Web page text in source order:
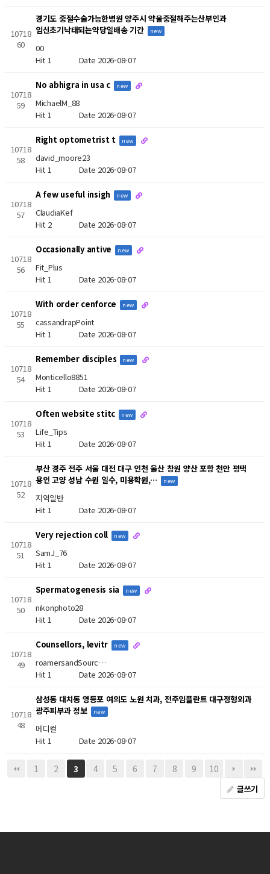
10718
60
경기도 중절수술가능한병원 양주시 약물중절해주는산부인과
임신초기낙태되는약당일배송 기간
new
00
Hit 1 Date 2026-08-07
10718
59
No abhigra in usa c new
MichaelM_88
Hit 1 Date 2026-08-07
10718
58
Right optometrist t new
david_moore23
Hit 1 Date 2026-08-07
10718
57
A few useful insigh new
ClaudiaKef
Hit 2 Date 2026-08-07
10718
56
Occasionally antive new
Fit_Plus
Hit 1 Date 2026-08-07
10718
55
With order cenforce new
cassandrapPoint
Hit 1 Date 2026-08-07
10718
54
Remember disciples new
Monticello8851
Hit 1 Date 2026-08-07
10718
53
Often website stitc new
Life_Tips
Hit 1 Date 2026-08-07
10718
52
부산 경주 전주 서울 대전 대구 인천 울산 창원 양산 포항 천안 평택
용인 고양 성남 수원 일수, 미용학원,…
new
지역일반
Hit 1 Date 2026-08-07
10718
51
Very rejection coll new
SamJ_76
Hit 1 Date 2026-08-07
10718
50
Spermatogenesis sia new
nikonphoto28
Hit 1 Date 2026-08-07
10718
49
Counsellors, levitr new
roamersandSourc…
Hit 1 Date 2026-08-07
10718
48
삼성동 대치동 영등포 여의도 노원 치과, 전주임플란트 대구정형외과
광주피부과 정보
new
메디컬
Hit 1 Date 2026-08-07
1 2 3 4 5 6 7 8 9 10
글쓰기